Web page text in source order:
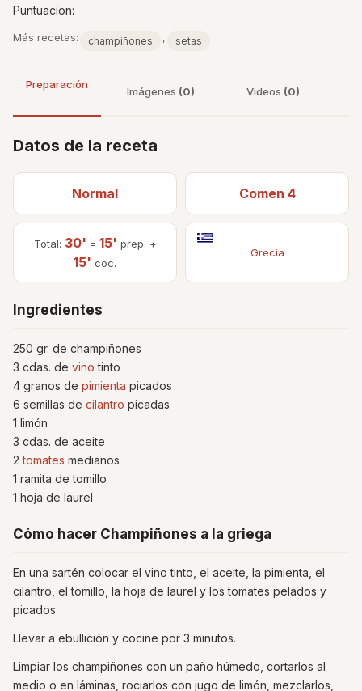
Puntuacíon:
Más recetas: champiñones , setas
Preparación
Imágenes (0) Videos (0)
Datos de la receta
Normal Comen 4
Total: 30' = 15' prep. +
15' coc.
Grecia
Ingredientes
250 gr. de champiñones
3 cdas. de vino tinto
4 granos de pimienta picados
6 semillas de cilantro picadas
1 limón
3 cdas. de aceite
2tomates medianos
1 ramita de tomillo
1 hoja de laurel
Cómo hacer Champiñones a la griega
En una sartén colocar el vino tinto, el aceite, la pimienta, el
cilantro, el tomillo, la hoja de laurel y los tomates pelados y
picados.
Llevar a ebullición y cocine por 3 minutos.
Limpiar los champiñones con un paño húmedo, cortarlos al
medio o en láminas, rociarlos con jugo de limón, mezclarlos,